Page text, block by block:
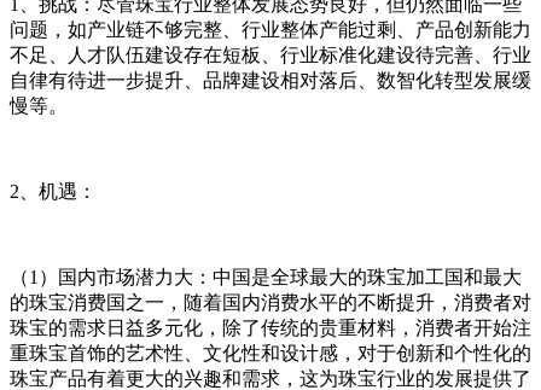
1、挑战：尽管珠宝行业整体发展态势良好，但仍然面临一些
问题，如产业链不够完整、行业整体产能过剩、产品创新能力
不足、人才队伍建设存在短板、行业标准化建设待完善、行业
自律有待进一步提升、品牌建设相对落后、数智化转型发展缓
慢等。
2、机遇：
（1）国内市场潜力大：中国是全球最大的珠宝加工国和最大
的珠宝消费国之一，随着国内消费水平的不断提升，消费者对
珠宝的需求日益多元化，除了传统的贵重材料，消费者开始注
重珠宝首饰的艺术性、文化性和设计感，对于创新和个性化的
珠宝产品有着更大的兴趣和需求，这为珠宝行业的发展提供了